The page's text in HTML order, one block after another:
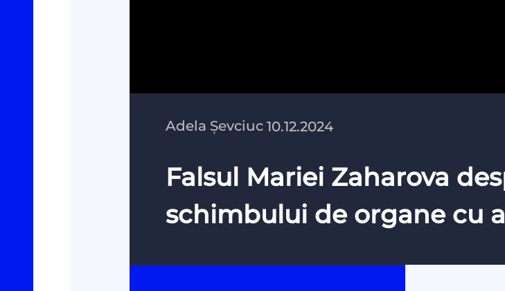
Adela Șevciuc 10.12.2024
Falsul Mariei Zaharova
schimbului de organe cu